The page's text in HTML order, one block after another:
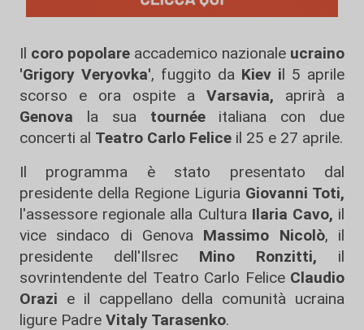
Il coro popolare accademico nazionale ucraino
'Grigory Veryovka', fuggito da Kiev il 5 aprile
scorso e ora ospite a Varsavia, aprirà a
Genova la sua tournéeitaliana con due
concerti al Teatro Carlo Felice il 25 e 27 aprile.
Il programma è stato presentato dal
presidente della Regione Liguria Giovanni Toti,
l'assessore regionale alla CulturaIlaria Cavo, il
vice sindaco di Genova Massimo Nicolò, il
presidente dell'Ilsrec Mino Ronzitti, il
sovrintendente del Teatro Carlo FeliceClaudio
Orazi e il cappellano della comunità ucraina
ligure Padre Vitaly Tarasenko.